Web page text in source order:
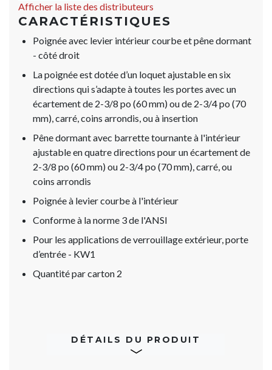
Afficher la liste des distributeurs
CARACTÉRISTIQUES
Poignée avec levier intérieur courbe et pêne dormant
- côté droit
La poignée est dotée d’un loquet ajustable en six
directions qui s’adapte à toutes les portes avec un
écartement de 2-3/8 po (60 mm) ou de 2-3/4 po (70
mm), carré, coins arrondis, ou à insertion
Pêne dormant avec barrette tournante à l'intérieur
ajustable en quatre directions pour un écartement de
2-3/8 po (60 mm) ou 2-3/4 po (70 mm), carré, ou
coins arrondis
Poignée à levier courbe à l'intérieur
Conforme à la norme 3 de l'ANSI
Pour les applications de verrouillage extérieur, porte
d’entrée - KW1
Quantité par carton 2
DÉTAILS DU PRODUIT